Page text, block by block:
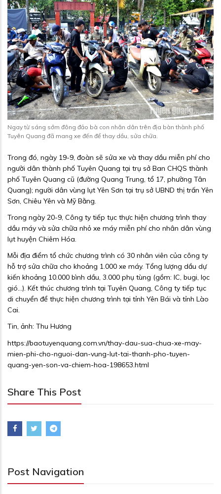
Ngay từ sáng sớm đông đảo bà con nhân dân trên địa bàn thành phố
Tuyên Quang đã mang xe đến để thay dầu, sửa chữa.
Trong đó, ngày 19-9, đoàn sẽ sửa xe và thay dầu miễn phí cho
người dân thành phố Tuyên Quang tại trụ sở Ban CHQS thành
phố Tuyên Quang cũ (đường Quang Trung, tổ 17, phường Tân
Quang); người dân vùng lụt Yên Sơn tại trụ sở UBND thị trấn Yên
Sơn, Chiêu Yên và Mỹ Bằng.
Trong ngày 20-9, Công ty tiếp tục thực hiện chương trình thay
dầu máy và sửa chữa nhỏ xe máy miễn phí cho nhân dân vùng
lụt huyện Chiêm Hóa.
Mỗi địa điểm tổ chức chương trình có 30 nhân viên của công ty
hỗ trợ sửa chữa cho khoảng 1.000 xe máy. Tổng lượng dầu dự
kiến khoảng 10.000 bình dầu, 3.000 phụ tùng (gồm: IC, bugi, lọc
gió…). Kết thúc chương trình tại Tuyên Quang, Công ty tiếp tục
di chuyển để thực hiện chương trình tại tỉnh Yên Bái và tỉnh Lào
Cai.
Tin, ảnh: Thu Hương
https://baotuyenquang.com.vn/thay-dau-sua-chua-xe-may-
mien-phi-cho-nguoi-dan-vung-lut-tai-thanh-pho-tuyen-
quang-yen-son-va-chiem-hoa-198653.html
Share This Post
Post Navigation